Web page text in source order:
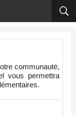
communauté,
vous permettra